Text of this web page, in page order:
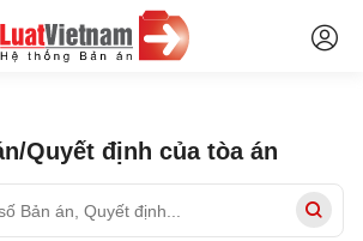
Quyết định của tòa án